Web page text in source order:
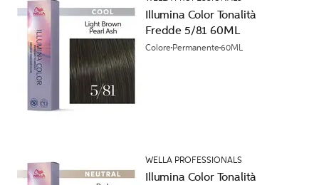
Illumina Color Tonalità
Fredde 5/81 60ML
Colore Permanente60ML
WELLA PROFESSIONALS
Illumina Color Tonalità